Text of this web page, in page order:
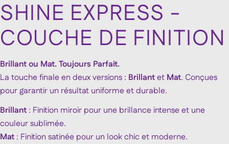
SHINE EXPRESS -
COUCHE DE FINITION
Brillant ou Mat. Toujours Parfait.
La touche finale en deux versions : Brillantet Mat. Conçues
pour garantir un résultat uniforme et durable.
Brillant : Finition miroir pour une brillance intense et une
couleur sublimée.
Mat : Finition satinée pour un look chic et moderne.